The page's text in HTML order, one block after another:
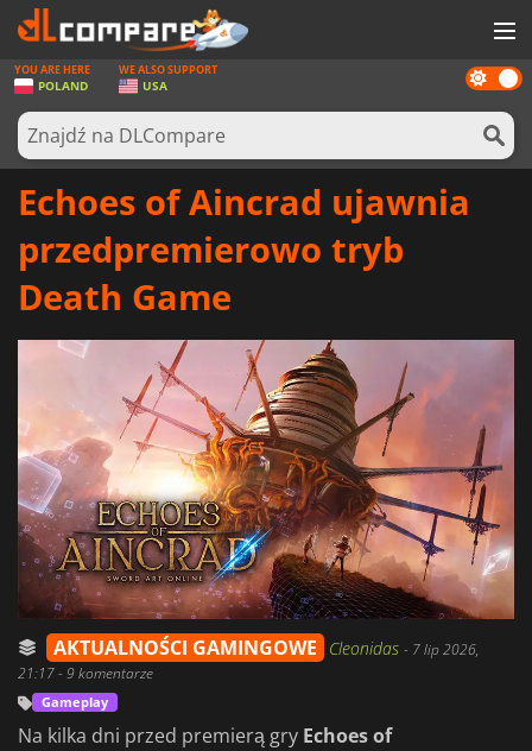
GRY
KARTY DO GIER
OPROGRAMOWANIE
SPRZĘT KOMPUTEROWY
ZALOGUJ SIĘ LUB ZAREJESTRUJ
Dark
mode
YOU ARE HERE
POLAND
WE ALSO SUPPORT
USA
Echoes of Aincrad ujawnia
przedpremierowo tryb
Death Game
AKTUALNOŚCI GAMINGOWE Cleonidas - 7 lip 2026,
21:17- 9 komentarze
Gameplay
Na kilka dni przed premierą gry Echoes of